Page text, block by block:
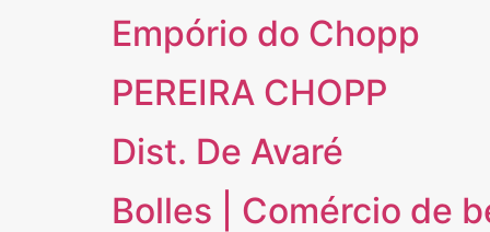
Empório do Chopp
PEREIRA CHOPP
Dist. De Avaré
Bolles | Comércio de